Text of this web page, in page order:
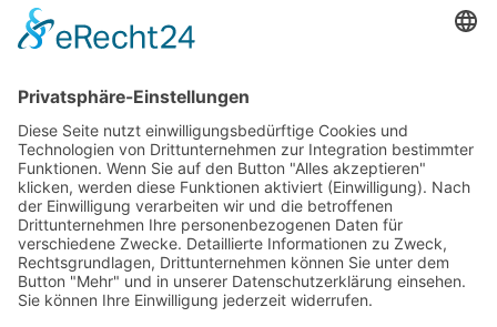
Do
08.00- 12.
00
Impressum
Datenschutz
Anmeldung Ratsinformationssystem